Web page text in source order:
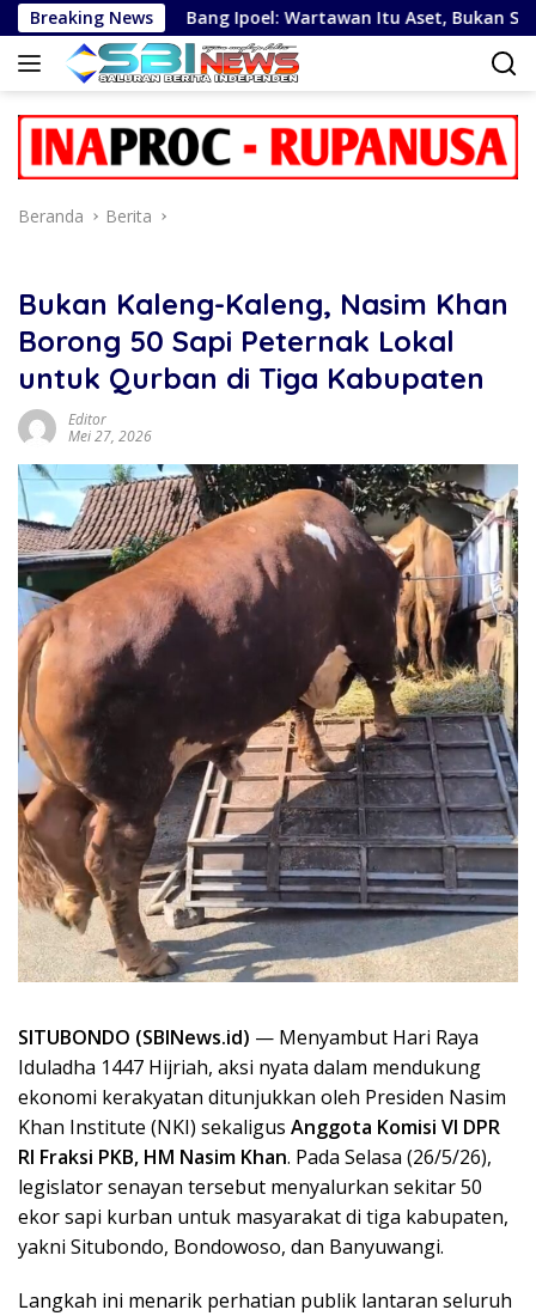
Langsung
ke
konten
Breaking News
Bang Ipoel: Wartawan Itu Aset, Bukan Sekedar
Beranda Berita
Bukan Kaleng-Kaleng, Nasim Khan
Borong 50 Sapi Peternak Lokal
untuk Qurban di Tiga Kabupaten
Editor
Mei 27, 2026
SITUBONDO (SBINews.id) — Menyambut Hari Raya
Iduladha 1447 Hijriah, aksi nyata dalam mendukung
ekonomi kerakyatan ditunjukkan oleh Presiden Nasim
Khan Institute (NKI) sekaligus Anggota Komisi VI DPR
RI Fraksi PKB, HM Nasim Khan. Pada Selasa (26/5/26),
legislator senayan tersebut menyalurkan sekitar 50
ekor sapi kurban untuk masyarakat di tiga kabupaten,
yakni Situbondo, Bondowoso, dan Banyuwangi.
Langkah ini menarik perhatian publik lantaran seluruh